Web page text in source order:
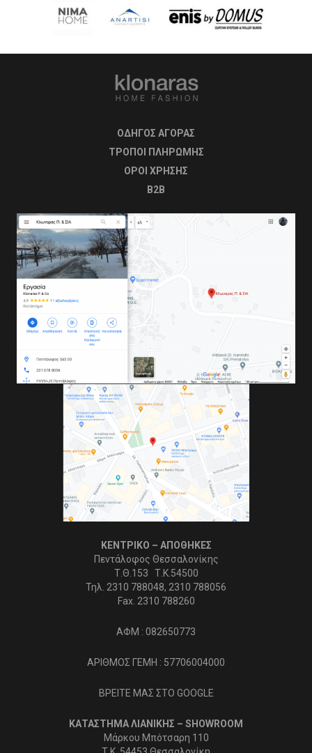
ΟΔΗΓΟΣ ΑΓΟΡΑΣ
ΤΡΟΠΟΙ ΠΛΗΡΩΜΗΣ
OΡΟΙ ΧΡΗΣΗΣ
B2B
ΚΕΝΤΡΙΚΟ – ΑΠΟΘΗΚΕΣ
Πεντάλοφος Θεσσαλονίκης
Τ.Θ.153 Τ.Κ.54500
Τηλ. 2310 788048, 2310 788056
Fax. 2310 788260
ΑΦΜ : 082650773
ΑΡΙΘΜΟΣ ΓΕΜΗ : 57706004000
ΒΡΕΙΤΕ ΜΑΣ ΣΤΟ GOOGLE
ΚΑΤΑΣΤΗΜΑ ΛΙΑΝΙΚΗΣ – SHOWROOM
Μάρκου Μπότσαρη 110